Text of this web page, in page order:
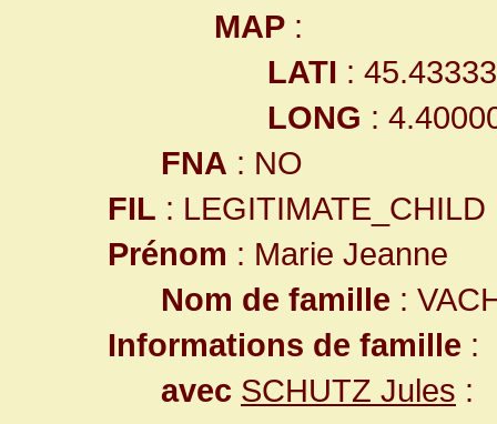
MAP :
LATI :
LONG :
FNA : NO
FIL : LEGITIMATE_CHILD
Prénom : Marie Jeanne
Nom de famille :
Informations de famille :
avec SCHUTZ Jules :